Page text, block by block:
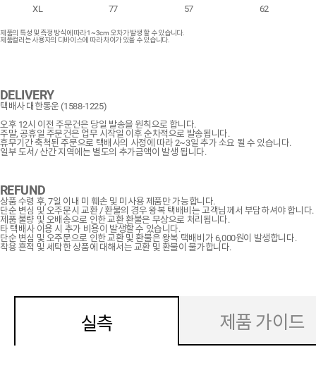
XL 77 57 62
제품의 특성 및 측정 방식에 따라 1~3cm 오차가 발생 할 수 있습니다.
제품컬러는 사용자의 디바이스에 따라 차이가 있을 수 있습니다.
DELIVERY
택배사 대한통운 (1588-1225)
오후 12시 이전 주문건은 당일 발송을 원칙으로 합니다.
주말, 공휴일 주문건은 업무 시작일 이후 순차적으로 발송됩니다.
휴무기간 축척된 주문으로 택배사의 사정에 따라 2~3일 추가 소요 될 수 있습니다.
일부 도서/ 산간 지역에는 별도의 추가금액이 발생 됩니다.
REFUND
상품 수령 후, 7일 이내 미 훼손 및 미사용 제품만 가능합니다.
단순 변심 및 오주문시 교환 / 환불의 경우 왕복 택배비는 고객님께서 부담하셔야 합니다.
제품 불량 및 오배송으로 인한 교환 환불은 무상으로 처리됩니다.
타 택배사 이용 시 추가 비용이 발생할 수 있습니다.
단순 변심 및 오주문으로 인한 교환 및 환불은 왕복 택배비가 6,000원이 발생합니다.
착용 흔적 및 세탁한 상품에 대해서는 교환 및 환불이 불가합니다.
실측 제품 가이드